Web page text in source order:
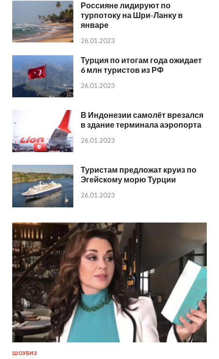
Россияне лидируют по
турпотоку на Шри-Ланку в
январе
26.01.2023
Турция по итогам года ожидает
6 млн туристов из РФ
26.01.2023
В Индонезии самолёт врезался
в здание терминала аэропорта
26.01.2023
Туристам предложат круиз по
Эгейскому морю Турции
26.01.2023
ШОУБИЗ